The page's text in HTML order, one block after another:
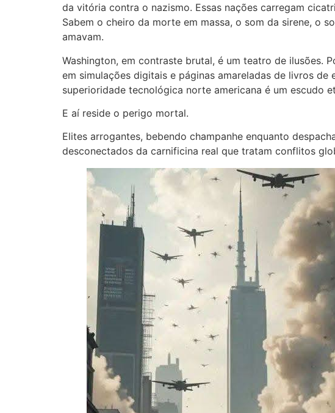
da vitória contra o nazismo. Essas nações carregam
Sabem o cheiro da morte em massa, o som da sirene, o
amavam.
Washington, em contraste brutal, é um teatro de ilusões.
em simulações digitais e páginas amareladas de livros
superioridade tecnológica norte americana é um escudo
E aí reside o perigo mortal.
Elites arrogantes, bebendo champanhe enquanto
desconectados da carnificina real que tratam conflitos